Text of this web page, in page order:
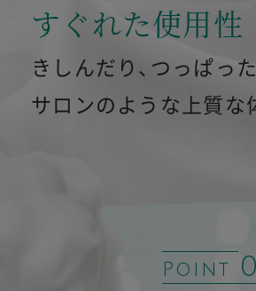
すぐれた使用性
きしんだり、つっぱっ
サロンのような上質な
Point